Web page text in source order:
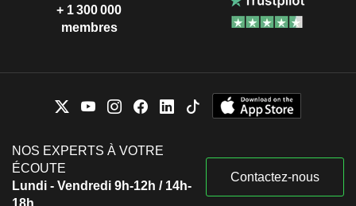
+ 1 300 000
membres
NOS EXPERTS À VOTRE
ÉCOUTE
Lundi - Vendredi 9h-12h / 14h-
18h
Contactez-nous